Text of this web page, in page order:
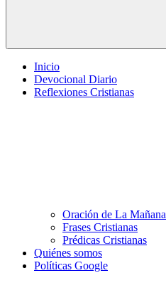
Inicio
Devocional Diario
Reflexiones Cristianas
Oración de La Mañana
Frases Cristianas
Prédicas Cristianas
Quiénes somos
Políticas Google